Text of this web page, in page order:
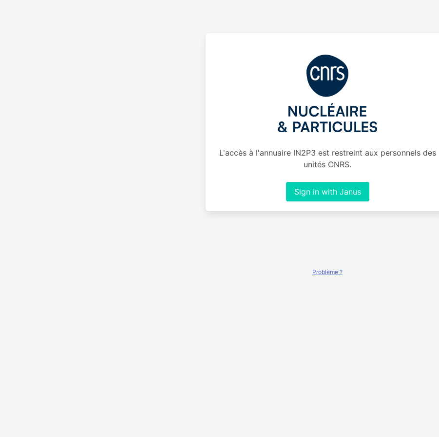
L'accès à l'annuaire IN2P3 est restreint aux personnels des
unités CNRS.
Sign in with Janus
Problème ?